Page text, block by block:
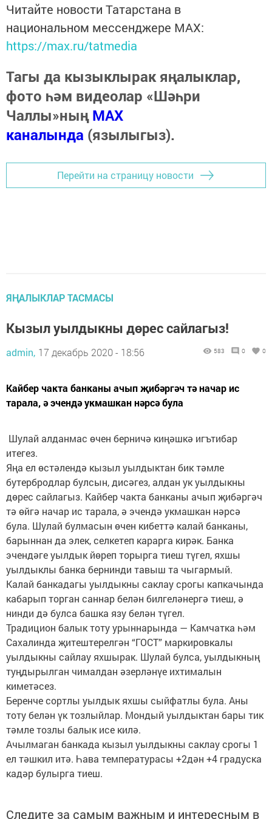
Читайте новости Татарстана в
национальном мессенджере MАХ:
https://max.ru/tatmedia
Тагы да кызыклырак яңалыклар,
фото һәм видеолар «Шәһри
Чаллы»ныңMAX
каналында (язылыгыз).
Перейти на страницу новости
ЯҢАЛЫКЛАР ТАСМАСЫ
Кызыл уылдыкны дөрес сайлагыз!
admin, 17 декабрь 2020 - 18:56 583 0 0
Кайбер чакта банканы ачып җибәргәч тә начар ис
тарала, ә эчендә укмашкан нәрсә була
Шулай алданмас өчен берничә киңәшкә игътибар
итегез.
Яңа ел өстәлендә кызыл уылдыктан бик тәмле
бутербродлар булсын, дисәгез, алдан ук уылдыкны
дөрес сайлагыз. Кайбер чакта банканы ачып җибәргәч
тә өйгә начар ис тарала, ә эчендә укмашкан нәрсә
була. Шулай булмасын өчен кибеттә калай банканы,
барыннан да элек, селкетеп карарга кирәк. Банка
эчендәге уылдык йөреп торырга тиеш түгел, яхшы
уылдыклы банка бернинди тавыш та чыгармый.
Калай банкадагы уылдыкны саклау срогы капкачында
кабарып торган саннар белән билгеләнергә тиеш, ә
нинди дә булса башка язу белән түгел.
Традицион балык тоту урыннарында — Камчатка һәм
Сахалинда җитештерелгән “ГОСТ” маркировкалы
уылдыкны сайлау яхшырак. Шулай булса, уылдыкның
туңдырылган чималдан әзерләнүе ихтималын
киметәсез.
Беренче сортлы уылдык яхшы сыйфатлы була. Аны
тоту белән үк тозлыйлар. Мондый уылдыктан бары тик
тәмле тозлы балык исе килә.
Ачылмаган банкада кызыл уылдыкны саклау срогы 1
ел тәшкил итә. Һава температурасы +2дән +4 градуска
кадәр булырга тиеш.
Следите за самым важным и интересным в